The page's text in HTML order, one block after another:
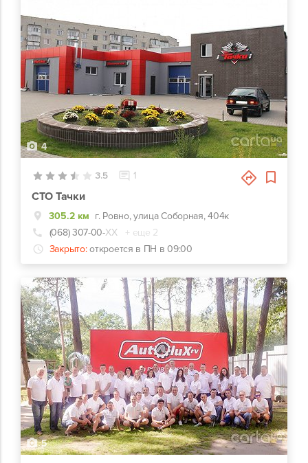
4
3.5 1
СТО Тачки
305.2 км г. Ровно, улица Соборная, 404к
(068) 307-00-ХХ
+ еще 2
Закрыто: откроется в ПН в 09:00
5